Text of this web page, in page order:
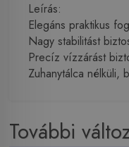
Leírás:
Elegáns praktikus
Nagy stabilitást
Precíz vízzárást
Zuhanytálca nélküli,
További